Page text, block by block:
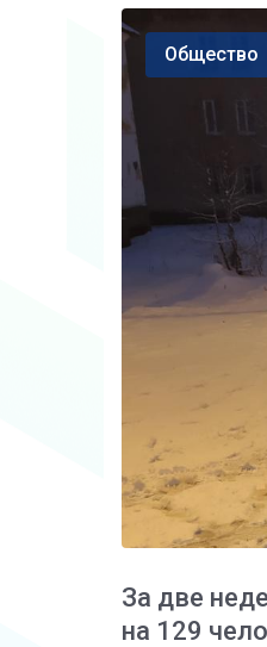
Общество
За две
на 129